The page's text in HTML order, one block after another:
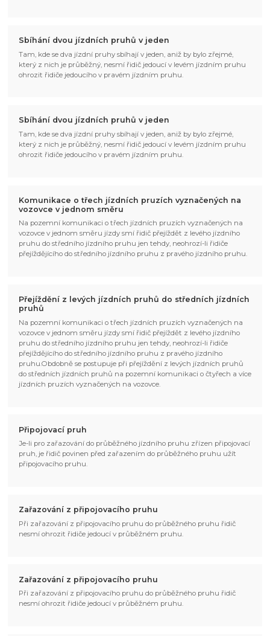
Sbíhání dvou jízdních pruhů v jeden
Tam, kde se dva jízdní pruhy sbíhají v jeden, aniž by bylo zřejmé,
který z nich je průběžný, nesmí řidič jedoucí v levém jízdním pruhu
ohrozit řidiče jedoucího v pravém jízdním pruhu.
Sbíhání dvou jízdních pruhů v jeden
Tam, kde se dva jízdní pruhy sbíhají v jeden, aniž by bylo zřejmé,
který z nich je průběžný, nesmí řidič jedoucí v levém jízdním pruhu
ohrozit řidiče jedoucího v pravém jízdním pruhu.
Komunikace o třech jízdních pruzích vyznačených na
vozovce v jednom směru
Na pozemní komunikaci o třech jízdních pruzích vyznačených na
vozovce v jednom směru jízdy smí řidič přejíždět z levého jízdního
pruhu do středního jízdního pruhu jen tehdy, neohrozí-li řidiče
přejíždějícího do středního jízdního pruhu z pravého jízdního pruhu.
Přejíždění z levých jízdních pruhů do středních jízdních
pruhů
Na pozemní komunikaci o třech jízdních pruzích vyznačených na
vozovce v jednom směru jízdy smí řidič přejíždět z levého jízdního
pruhu do středního jízdního pruhu jen tehdy, neohrozí-li řidiče
přejíždějícího do středního jízdního pruhu z pravého jízdního
pruhu.Obdobně se postupuje při přejíždění z levých jízdních pruhů
do středních jízdních pruhů na pozemní komunikaci o čtyřech a více
jízdních pruzích vyznačených na vozovce.
Připojovací pruh
Je-li pro zařazování do průběžného jízdního pruhu zřízen připojovací
pruh, je řidič povinen před zařazením do průběžného pruhu užít
připojovacího pruhu.
Zařazování z připojovacího pruhu
Při zařazování z připojovacího pruhu do průběžného pruhu řidič
nesmí ohrozit řidiče jedoucí v průběžném pruhu.
Zařazování z připojovacího pruhu
Při zařazování z připojovacího pruhu do průběžného pruhu řidič
nesmí ohrozit řidiče jedoucí v průběžném pruhu.